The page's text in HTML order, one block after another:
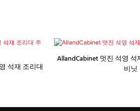
석재 조리대
AllandCabinet 멋진 석영
비닛